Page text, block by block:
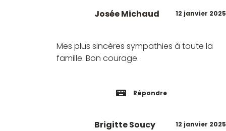
12 janvier 2025
Josée Michaud
Mes plus sincères sympathies à toute la
famille. Bon courage.
Répondre
12 janvier 2025
Brigitte Soucy